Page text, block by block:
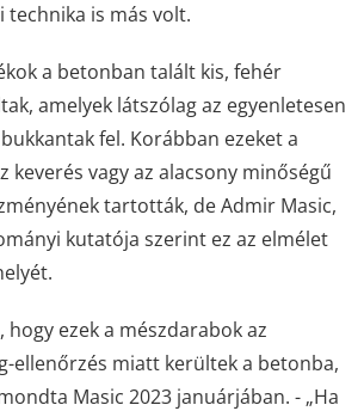
technika is más volt.
a betonban talált kis, fehér
amelyek látszólag az egyenletesen
fel. Korábban ezeket a
keverés vagy az alacsony minőségű
tartották, de Admir Masic,
kutatója szerint ez az elmélet
hogy ezek a mészdarabok az
ellenőrzés miatt kerültek a betonba,
Masic 2023 januárjában. - „Ha